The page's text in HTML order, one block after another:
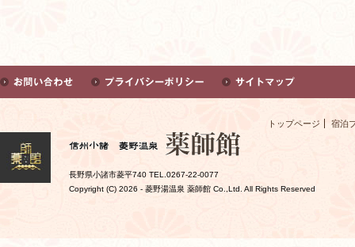
トップページ 宿泊
長野県小諸市菱平740 TEL.0267-22-0077
Copyright (C) 2026 - 菱野湯温泉 薬師館 Co.,Ltd. All Rights Reserved